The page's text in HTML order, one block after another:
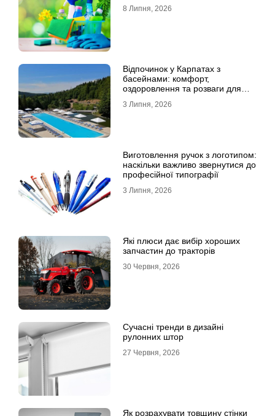
8 Липня, 2026
Відпочинок у Карпатах з
басейнами: комфорт,
оздоровлення та розваги для
3 Липня, 2026
Виготовлення ручок з логотипом:
наскільки важливо звернутися до
професійної типографії
3 Липня, 2026
Які плюси дає вибір хороших
запчастин до тракторів
30 Червня, 2026
Сучасні тренди в дизайні
рулонних штор
27 Червня, 2026
Як розрахувати товщину стінки